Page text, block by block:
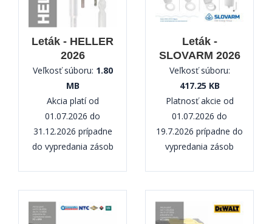
Leták - HELLER
2026
Veľkosť súboru: 1.80
MB
Akcia platí od
01.07.2026 do
31.12.2026 prípadne
do vypredania zásob
Leták -
SLOVARM 2026
Veľkosť súboru:
417.25 KB
Platnosť akcie od
01.07.2026 do
19.7.2026 prípadne do
vypredania zásob